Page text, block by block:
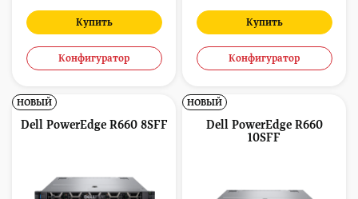
Купить
Конфигуратор
Купить
Конфигуратор
Dell PowerEdge R660 8SFF
НОВЫЙ
Dell PowerEdge R660
10SFF
НОВЫЙ